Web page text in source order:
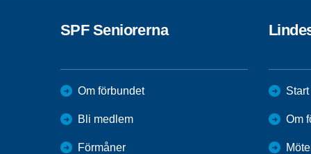
SPF Seniorerna
Om förbundet
Bli medlem
Förmåner
Start
Om